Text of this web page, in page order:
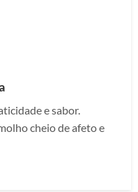
e sabor.
cheio de afeto e